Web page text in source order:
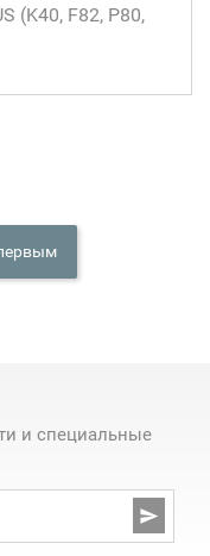
(K40, F82, P80,
и специальные
